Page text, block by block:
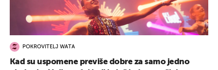
POKROVITELJ WATA
Kad su uspomene previše dobre za samo jedno